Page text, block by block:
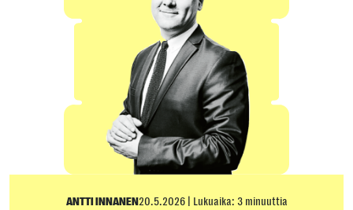
ANTTI INNANEN20.5.2026 Lukuaika: 3 minuuttia